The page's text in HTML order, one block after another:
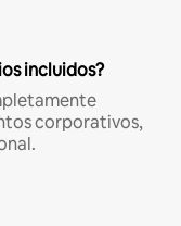
incluidos?
corporativos,